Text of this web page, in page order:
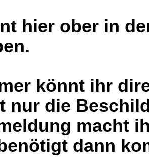
hier ober in
könnt ihr
nur die
macht
dann